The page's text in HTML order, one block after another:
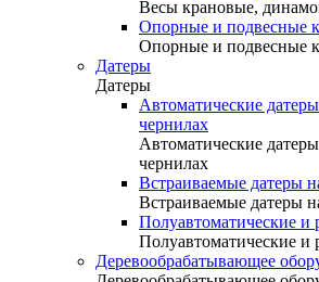
Весы крановые,
Опорные и подвесные
Опорные и подвесные
Датеры
Датеры
Автоматические
чернилах
Автоматические
чернилах
Встраиваемые датеры
Встраиваемые датеры
Полуавтоматические и
Полуавтоматические и
Деревообрабатывающее